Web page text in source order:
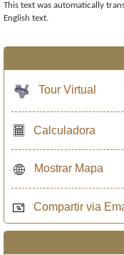
This text was automatically
English text.
Tour Virtual
Calculadora
Mostrar Mapa
Compartir via